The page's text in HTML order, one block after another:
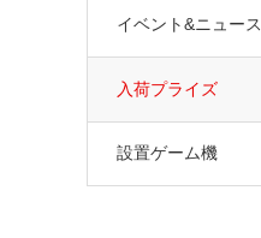
イベント&ニュース
入荷プライズ
設置ゲーム機